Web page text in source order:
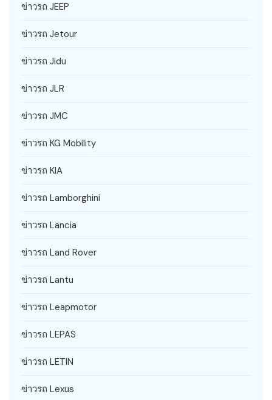
ข่าวรถ JEEP
ข่าวรถ Jetour
ข่าวรถ Jidu
ข่าวรถ JLR
ข่าวรถ JMC
ข่าวรถ KG Mobility
ข่าวรถ KIA
ข่าวรถ Lamborghini
ข่าวรถ Lancia
ข่าวรถ Land Rover
ข่าวรถ Lantu
ข่าวรถ Leapmotor
ข่าวรถ LEPAS
ข่าวรถ LETIN
ข่าวรถ Lexus